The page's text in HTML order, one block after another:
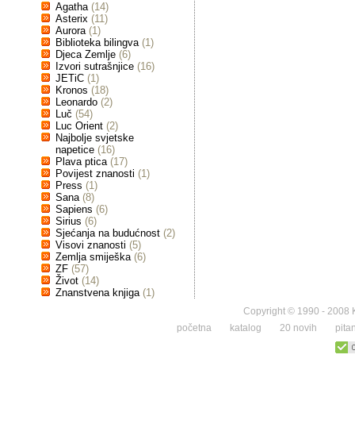
Agatha (14)
Asterix (11)
Aurora (1)
Biblioteka bilingva (1)
Djeca Zemlje (6)
Izvori sutrašnjice (16)
JETiC (1)
Kronos (18)
Leonardo (2)
Luč (54)
Luc Orient (2)
Najbolje svjetske
napetice (16)
Plava ptica (17)
Povijest znanosti (1)
Press (1)
Sana (8)
Sapiens (6)
Sirius (6)
Sjećanja na budućnost (2)
Visovi znanosti (5)
Zemlja smiješka (6)
ZF (57)
Život (14)
Znanstvena knjiga (1)
Copyright © 1990 - 2008
početna
katalog 20 novih